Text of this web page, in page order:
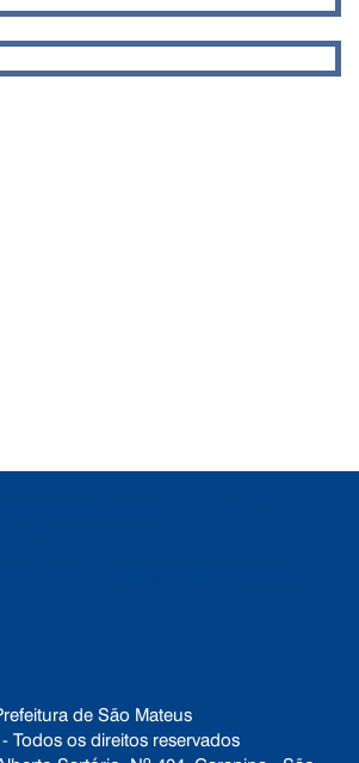
de São Mateus
Todos os direitos reservados